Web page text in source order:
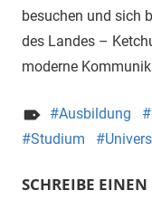
besuchen und sich
des Landes –
moderne
Ausbildung
Studium
SCHREIBE